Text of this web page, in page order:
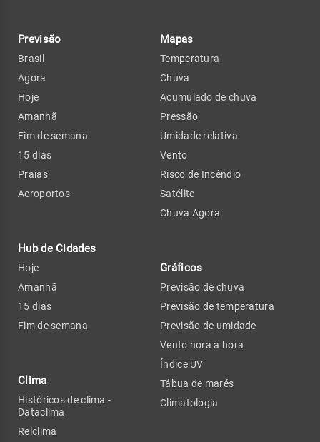
Previsão
Brasil
Agora
Hoje
Amanhã
Fim de semana
15 dias
Praias
Aeroportos
Hub de Cidades
Hoje
Amanhã
15 dias
Fim de semana
Clima
Históricos de clima -
Dataclima
Relclima
Mapas
Temperatura
Chuva
Acumulado de chuva
Pressão
Umidade relativa
Vento
Risco de Incêndio
Satélite
Chuva Agora
Gráficos
Previsão de chuva
Previsão de temperatura
Previsão de umidade
Vento hora a hora
Índice UV
Tábua de marés
Climatologia